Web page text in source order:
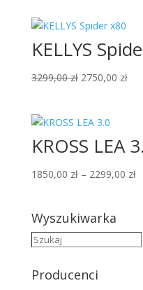
KELLYS
3299,00zł Pierwotna
3299,00 zł.
2750,00 zł
KROSS LEA
1850,00 zł – 2299,00 zł
Wyszukiwarka
Szukaj
Producenci